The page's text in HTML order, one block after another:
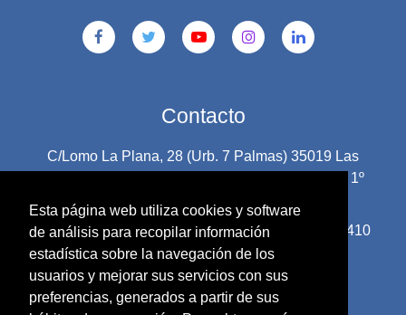
Esta página web utiliza cookies y software
de análisis para recopilar información
estadística sobre la navegación de los
usuarios y mejorar sus servicios con sus
preferencias, generados a partir de sus
Contacto
C/Lomo La Plana, 28 (Urb. 7 Palmas) 35019 Las
Palmas de Gran Canaria C/Rambla Medular 50 1º
Teléfono: 928 414 484 Gran Canaria 928 435 410
Lanzarote
E-mail:info@adepsi.org